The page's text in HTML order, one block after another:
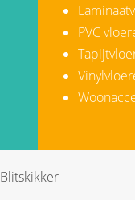
PVC
Blitskikker